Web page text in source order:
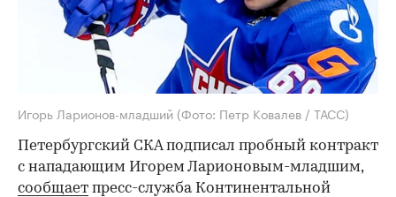
Игорь Ларионов-младший (Фото: Петр Ковалев / ТАСС)
Петербургский СКА подписал пробный контракт
с нападающим Игорем Ларионовым-младшим,
сообщает пресс-служба Континентальной